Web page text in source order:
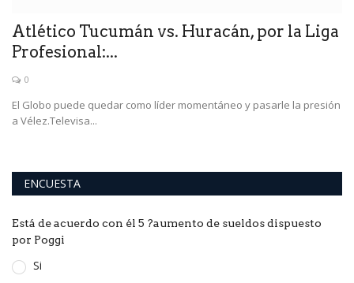
Atlético Tucumán vs. Huracán, por la Liga
Profesional:...
0
El Globo puede quedar como líder momentáneo y pasarle la presión
a Vélez.Televisa...
ENCUESTA
Está de acuerdo con él 5 ?aumento de sueldos dispuesto
por Poggi
Si